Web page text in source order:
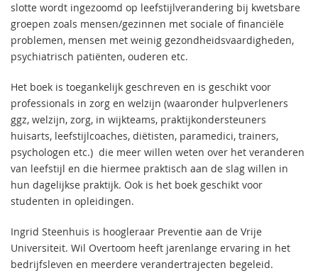
slotte wordt ingezoomd op leefstijlverandering bij kwetsbare
groepen zoals mensen/gezinnen met sociale of financiële
problemen, mensen met weinig gezondheidsvaardigheden,
psychiatrisch patiënten, ouderen etc.
Het boek is toegankelijk geschreven en is geschikt voor
professionals in zorg en welzijn (waaronder hulpverleners
ggz, welzijn, zorg, in wijkteams, praktijkondersteuners
huisarts, leefstijlcoaches, diëtisten, paramedici, trainers,
psychologen etc.) die meer willen weten over het veranderen
van leefstijl en die hiermee praktisch aan de slag willen in
hun dagelijkse praktijk. Ook is het boek geschikt voor
studenten in opleidingen.
Ingrid Steenhuis is hoogleraar Preventie aan de Vrije
Universiteit. Wil Overtoom heeft jarenlange ervaring in het
bedrijfsleven en meerdere verandertrajecten begeleid.